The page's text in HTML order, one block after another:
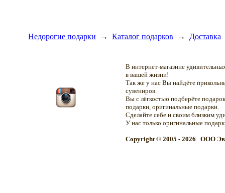
Недорогие подарки → Каталог подарков → Доставка
В интернет-магазине
в вашей жизни!
Так же у нас Вы найдёте
сувениров.
Вы с лёгкостью подберёте
подарки, оригинальные подарки.
Сделайте себе и своим близким
У нас только оригинальные
Copyright © 2005 - 2026 OOO